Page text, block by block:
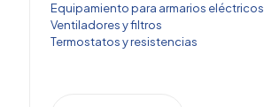
Equipamiento para armarios eléctricos
Ventiladores y filtros
Termostatos y resistencias